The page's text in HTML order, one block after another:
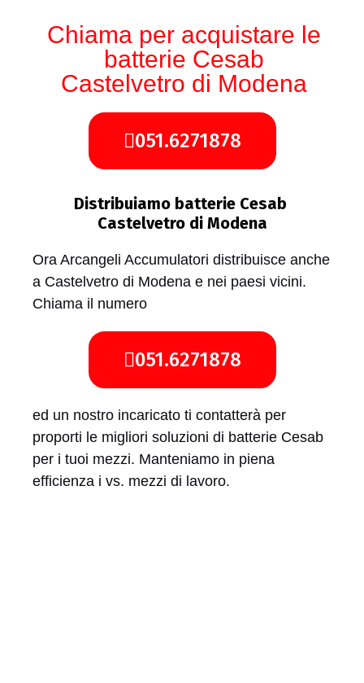
Chiama per acquistare le
batterie Cesab
Castelvetro di Modena
051.6271878
Distribuiamo batterie Cesab
Castelvetro di Modena
Ora Arcangeli Accumulatori distribuisce anche
a Castelvetro di Modena e nei paesi vicini.
Chiama il numero
051.6271878
ed un nostro incaricato ti contatterà per
proporti le migliori soluzioni di batterie Cesab
per i tuoi mezzi. Manteniamo in piena
efficienza i vs. mezzi di lavoro.